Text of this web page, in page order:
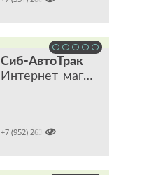
Сиб-АвтоТрак
Интернет-магазин

+7 (952) 2631159